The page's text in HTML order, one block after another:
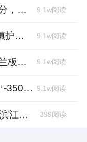
象屿金茂满嘉认购即触发积分，嘉定新城迎来现象级改善新盘 9.1w阅读
溢价28%！招商&港中旅唐镇护盘成功 9.1w阅读
越秀天屿展厅开放，浦东森兰板块迎来全域抬板纯新盘 9.1w阅读
嘉佰道上海户型公示，260㎡-350㎡大平层锁定徐汇内环塔尖客群 9.1w阅读
1500万预算选房：华润澐启滨江与前滩元境，谁才是“采光优选”？ 399阅读